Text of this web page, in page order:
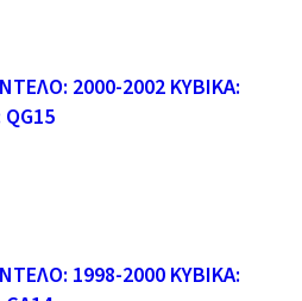
2000-2002 ΚΥΒΙΚΑ:
1998-2000 ΚΥΒΙΚΑ: